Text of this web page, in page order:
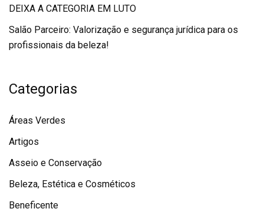
DEIXA A CATEGORIA EM LUTO
Salão Parceiro: Valorização e segurança jurídica para os
profissionais da beleza!
Categorias
Áreas Verdes
Artigos
Asseio e Conservação
Beleza, Estética e Cosméticos
Beneficente